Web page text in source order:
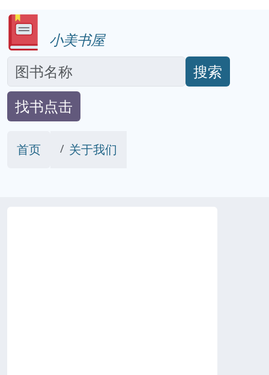
小美书屋
搜索
找书点击
首页 关于我们